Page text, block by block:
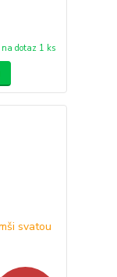
na dotaz 1 ks